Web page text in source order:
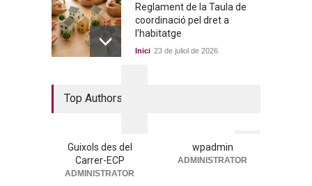
Reglament de la Taula de
coordinació pel dret a
l’habitatge
Inici 23 de juliol de 2026
→ 25 de juny de 2026. Ple
Top Authors
Guixols des del
Carrer-ECP
ADMINISTRATOR
wpadmin
ADMINISTRATOR